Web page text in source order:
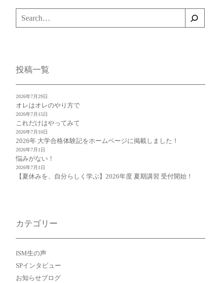
検
索
投稿一覧
オレはオレのやり方で
2026年7月29日
これだけはやってみて
2026年7月15日
2026年 大学合格体験記をホームページに掲載しました！
2026年7月10日
悩みがない！
2026年7月1日
【夏休みを、自分らしく学ぶ】2026年度 夏期講習 受付開始！
2026年7月1日
カテゴリー
ISM生の声
SPインタビュー
お知らせブログ